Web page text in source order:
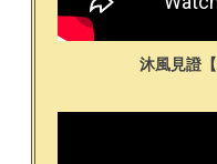
沐風見證【